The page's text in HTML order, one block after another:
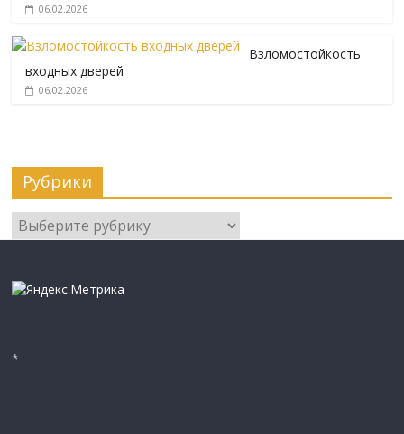
06.02.2026
Взломостойкость
входных дверей
06.02.2026
Рубрики
Рубрики
*